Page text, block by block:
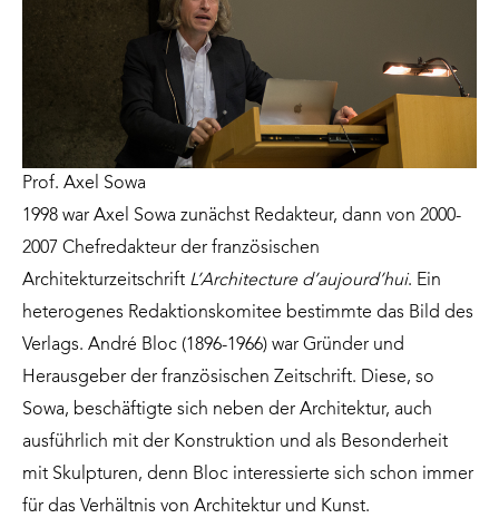
Prof. Axel Sowa
1998 war Axel Sowa zunächst Redakteur, dann von 2000-
2007 Chefredakteur der französischen
Architekturzeitschrift L’Architecture d’aujourd’hui. Ein
heterogenes Redaktionskomitee bestimmte das Bild des
Verlags. André Bloc (1896-1966) war Gründer und
Herausgeber der französischen Zeitschrift. Diese, so
Sowa, beschäftigte sich neben der Architektur, auch
ausführlich mit der Konstruktion und als Besonderheit
mit Skulpturen, denn Bloc interessierte sich schon immer
für das Verhältnis von Architektur und Kunst.